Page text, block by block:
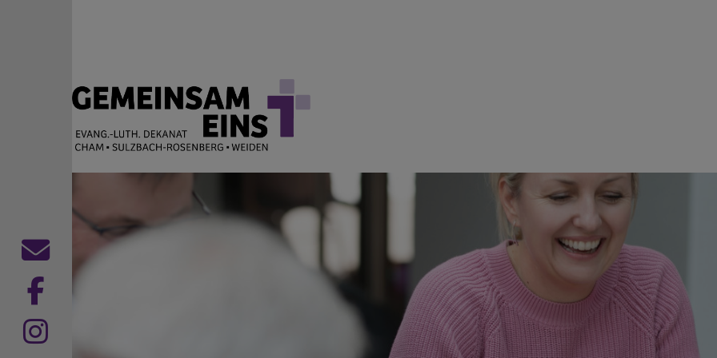
EVANG.-LUTH. DEKANAT GEMEINSAM EINS
Cham Sulzbach-Rosenberg Weiden
Kontaktformular